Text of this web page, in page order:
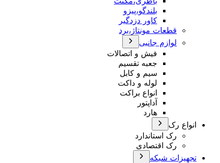
بلندگو،پیزو
کاور دزدگیر
قطعات مونتاژ،برد
لوازم جانبی
فیش و اتصالات
جعبه تقسیم
سیم و کابل
لوله و داکت
انواع براکت
رک
رک استاندارد
رک اقتصادی
شبکه